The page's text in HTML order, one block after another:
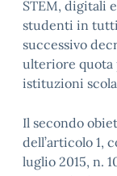
STEM, digitali
studenti in
successivo
ulteriore quota
istituzioni
Il secondo
dell’articolo 1,
luglio 2015, n.